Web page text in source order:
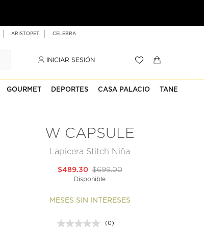
ARISTOPET CELEBRA
INICIAR SESIÓN
GOURMET DEPORTES CASA PALACIO TANE
W CAPSULE
Lapicera Stitch Niña
$699.00
$489.30
Disponible
MESES SIN INTERESES
(0)